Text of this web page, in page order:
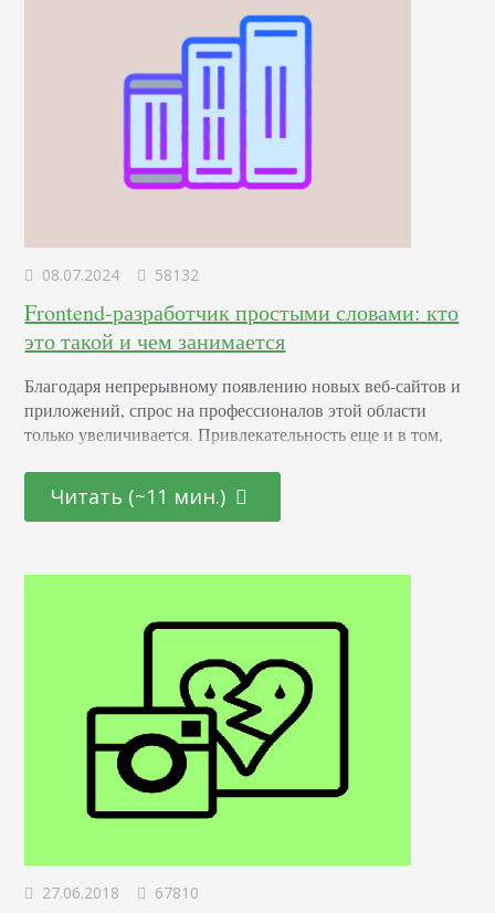
08.07.2024 58132
Frontend-разработчик простыми словами: кто
это такой и чем занимается
Благодаря непрерывному появлению новых веб-сайтов и
приложений, спрос на профессионалов этой области
только увеличивается. Привлекательность еще и в том,
специалистов, так и для тех, кто находится на стадии
переосмысления карьерного пути и готов начать все с
интерфейсов для сайтов и приложений. Он…
Читать (~11 мин.)
27.06.2018 67810